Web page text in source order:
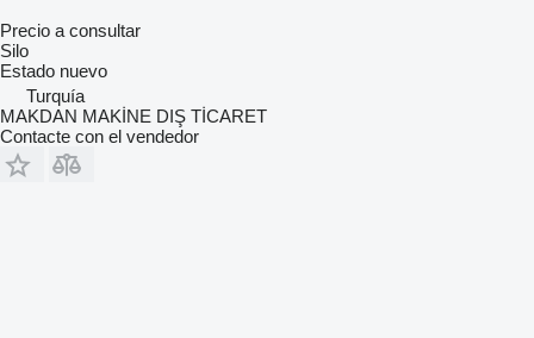
Precio a consultar
Silo
Estado nuevo
Turquía
MAKDAN MAKİNE DIŞ TİCARET
Contacte con el vendedor